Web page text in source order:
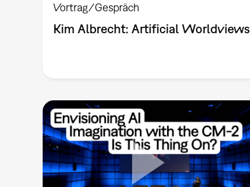
Vortrag/Gespräch
Kim Albrecht: Artificial Worldviews